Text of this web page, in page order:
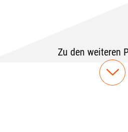
Zu den weiteren